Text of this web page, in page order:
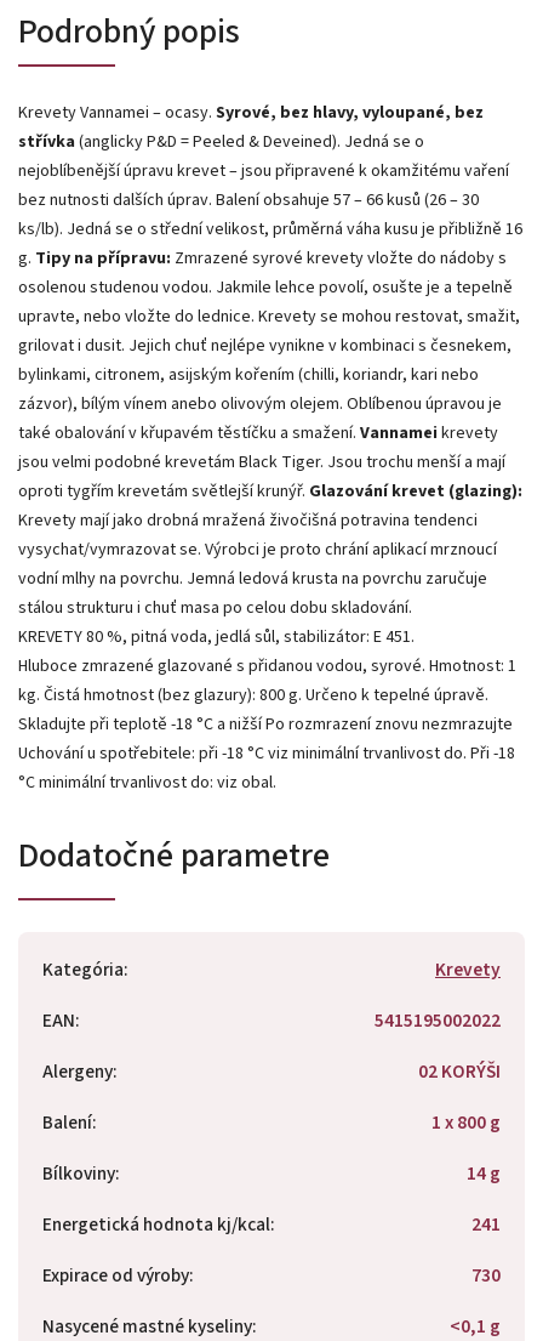
Podrobný popis
Krevety Vannamei – ocasy. Syrové, bez hlavy, vyloupané, bez
střívka (anglicky P&D = Peeled & Deveined). Jedná se o
nejoblíbenější úpravu krevet – jsou připravené k okamžitému vaření
bez nutnosti dalších úprav. Balení obsahuje 57 – 66 kusů (26 – 30
ks/lb). Jedná se o střední velikost, průměrná váha kusu je přibližně 16
g. Tipy na přípravu: Zmrazené syrové krevety vložte do nádoby s
osolenou studenou vodou. Jakmile lehce povolí, osušte je a tepelně
upravte, nebo vložte do lednice. Krevety se mohou restovat, smažit,
grilovat i dusit. Jejich chuť nejlépe vynikne v kombinaci s česnekem,
bylinkami, citronem, asijským kořením (chilli, koriandr, kari nebo
zázvor), bílým vínem anebo olivovým olejem. Oblíbenou úpravou je
také obalování v křupavém těstíčku a smažení. Vannamei krevety
jsou velmi podobné krevetám Black Tiger. Jsou trochu menší a mají
oproti tygřím krevetám světlejší krunýř. Glazování krevet (glazing):
Krevety mají jako drobná mražená živočišná potravina tendenci
vysychat/vymrazovat se. Výrobci je proto chrání aplikací mrznoucí
vodní mlhy na povrchu. Jemná ledová krusta na povrchu zaručuje
stálou strukturu i chuť masa po celou dobu skladování.
KREVETY 80 %, pitná voda, jedlá sůl, stabilizátor: E 451.
Hluboce zmrazené glazované s přidanou vodou, syrové. Hmotnost: 1
kg. Čistá hmotnost (bez glazury): 800 g. Určeno k tepelné úpravě.
Skladujte při teplotě -18 °C a nižší Po rozmrazení znovu nezmrazujte
Uchování u spotřebitele: při -18 °C viz minimální trvanlivost do. Při -18
°C minimální trvanlivost do: viz obal.
Dodatočné parametre
Kategória:
Krevety
EAN:
5415195002022
Alergeny:
02 KORÝŠI
Balení:
1 x 800 g
Bílkoviny:
14 g
Energetická hodnota kj/kcal:
241
Expirace od výroby:
730
Nasycené mastné kyseliny:
<0,1 g